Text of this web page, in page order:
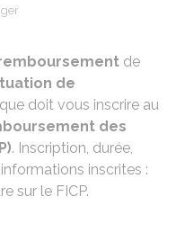
de
de
doit vous inscrire au
des
. Inscription, durée,
inscrites :
sur le FICP.